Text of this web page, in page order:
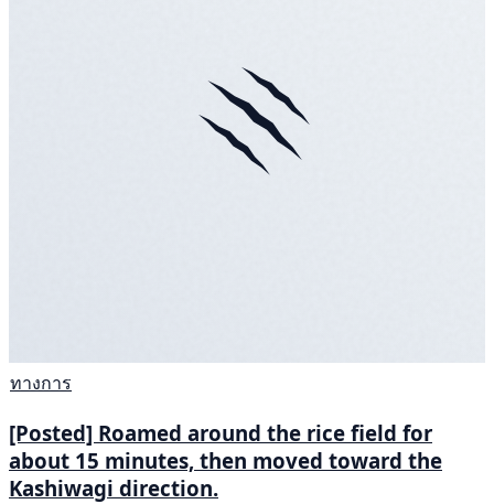
ทางการ
[Posted] Roamed around the rice field for
about 15 minutes, then moved toward the
Kashiwagi direction.